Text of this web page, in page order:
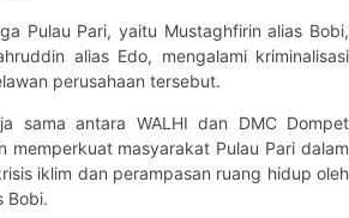
Pulau Pari, yaitu Mustaghfirin alias Bobi,
alias Edo, mengalami kriminalisasi
perusahaan tersebut.
sama antara WALHI dan DMC Dompet
memperkuat masyarakat Pulau Pari dalam
iklim dan perampasan ruang hidup oleh
Bobi.